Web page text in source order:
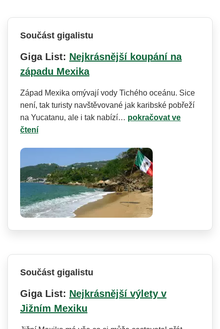
Součást gigalistu
Giga List: Nejkrásnější koupání na
západu Mexika
Západ Mexika omývají vody Tichého oceánu. Sice
není, tak turisty navštěvované jak karibské pobřeží
na Yucatanu, ale i tak nabízí… pokračovat ve
čtení
Součást gigalistu
Giga List: Nejkrásnější výlety v
Jižním Mexiku